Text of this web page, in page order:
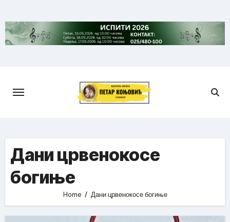
to
content
Дани црвенокосе
богиње
Home Дани црвенокосе богиње